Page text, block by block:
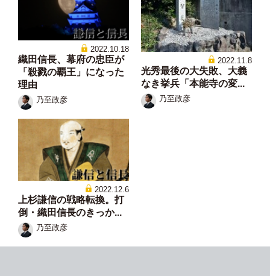
2022.10.18
織田信長、幕府の忠臣が
「殺戮の覇王」になった
理由
乃至政彦
2022.11.8
光秀最後の大失敗、大義
なき挙兵「本能寺の変...
乃至政彦
2022.12.6
上杉謙信の戦略転換。打
倒・織田信長のきっか...
乃至政彦